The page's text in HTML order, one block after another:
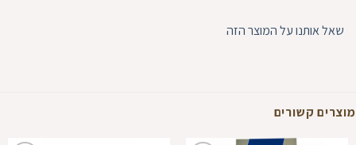
שאל אותנו על המוצר הזה
מוצרים קשורים